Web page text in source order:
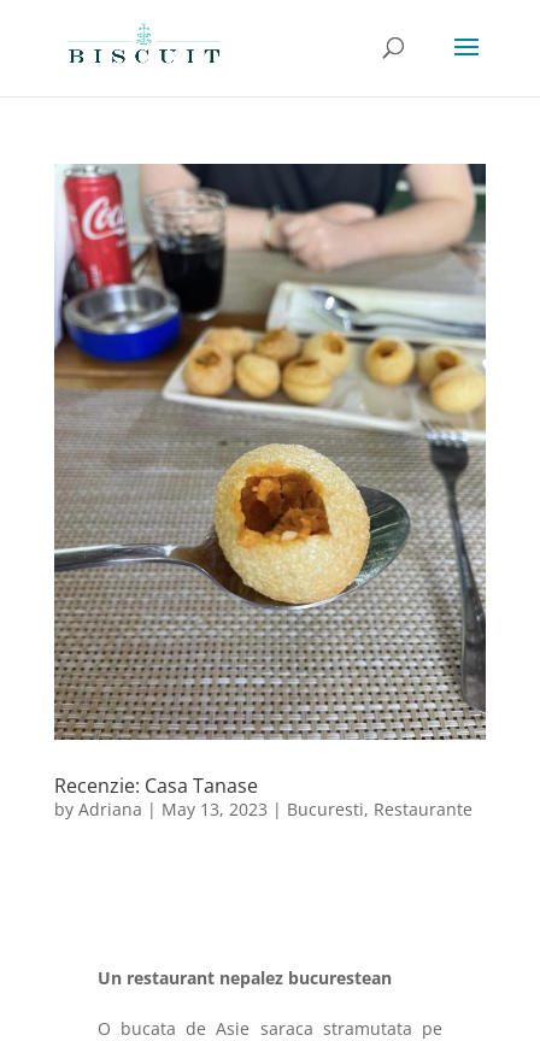
Recenzie: Casa Tanase
by Adriana | May 13, 2023 | Bucuresti, Restaurante
Un restaurant nepalez bucurestean
O bucata de Asie saraca stramutata pe